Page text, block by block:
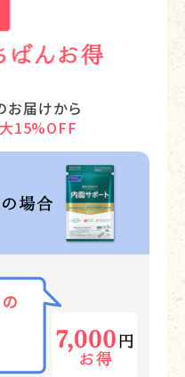
お届けから
15%OFF